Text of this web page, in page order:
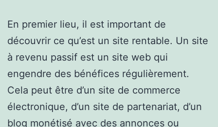
En premier lieu, il est important de
découvrir ce qu’est un site rentable. Un site
à revenu passif est un site web qui
engendre des bénéfices régulièrement.
Cela peut être d’un site de commerce
électronique, d’un site de partenariat, d’un
blog monétisé avec des annonces ou